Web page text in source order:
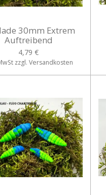
30mm Extrem
Auftreibend
4,79 €
zzgl. Versandkosten